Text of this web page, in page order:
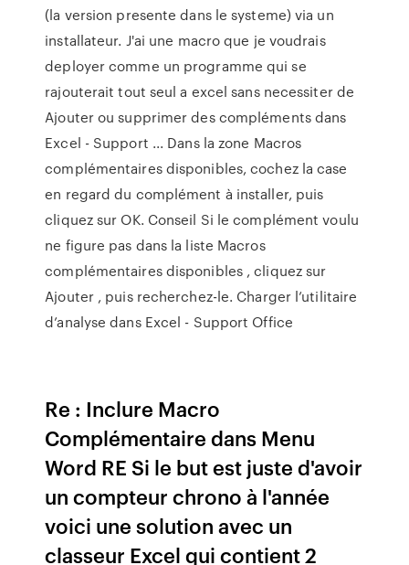
(la version presente dans le systeme) via un
installateur. J'ai une macro que je voudrais
deployer comme un programme qui se
rajouterait tout seul a excel sans necessiter de
Ajouter ou supprimer des compléments dans
Excel - Support ... Dans la zone Macros
complémentaires disponibles, cochez la case
en regard du complément à installer, puis
cliquez sur OK. Conseil Si le complément voulu
ne figure pas dans la liste Macros
complémentaires disponibles , cliquez sur
Ajouter , puis recherchez-le. Charger l’utilitaire
d’analyse dans Excel - Support Office
Re : Inclure Macro
Complémentaire dans Menu
Word RE Si le but est juste d'avoir
un compteur chrono à l'année
voici une solution avec un
classeur Excel qui contient 2